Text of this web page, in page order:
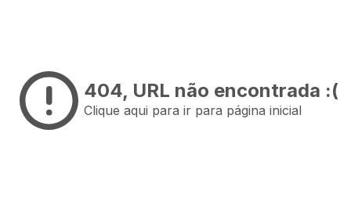
404, URL não encontrada :(
Clique aqui para ir para página inicial